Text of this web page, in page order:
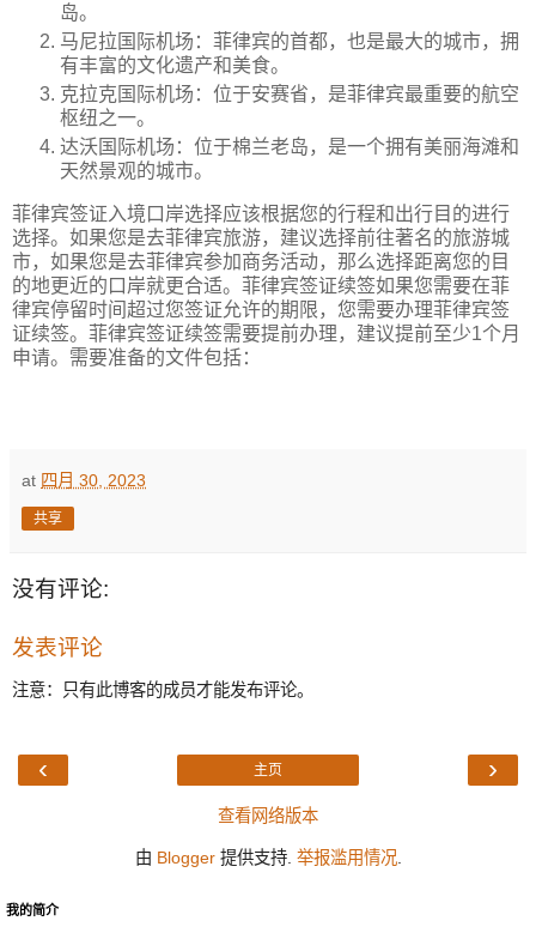
岛。
马尼拉国际机场：菲律宾的首都，也是最大的城市，拥
有丰富的文化遗产和美食。
克拉克国际机场：位于安赛省，是菲律宾最重要的航空
枢纽之一。
达沃国际机场：位于棉兰老岛，是一个拥有美丽海滩和
天然景观的城市。
菲律宾签证入境口岸选择应该根据您的行程和出行目的进行
选择。如果您是去菲律宾旅游，建议选择前往著名的旅游城
市，如果您是去菲律宾参加商务活动，那么选择距离您的目
的地更近的口岸就更合适。菲律宾签证续签如果您需要在菲
律宾停留时间超过您签证允许的期限，您需要办理菲律宾签
证续签。菲律宾签证续签需要提前办理，建议提前至少1个月
申请。需要准备的文件包括：
at 四月 30, 2023
共享
没有评论:
发表评论
注意：只有此博客的成员才能发布评论。
‹ ›
主页
查看网络版本
由 Blogger提供支持. 举报滥用情况.
我的简介